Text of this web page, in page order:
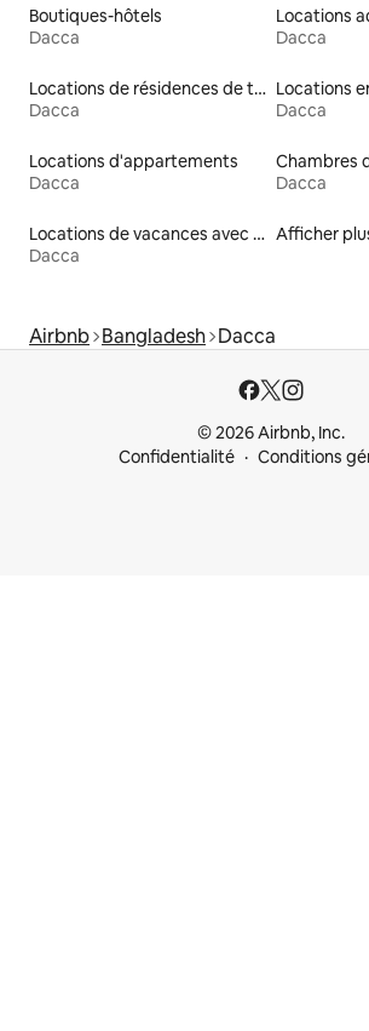
Boutiques-hôtels
Dacca
Dacca
Locations de résidences de tourisme
Dacca
Dacca
Locations d'appartements
Dacca
Chambres
Dacca
Locations de vacances avec piscine
Dacca
Afficher
Airbnb Bangladesh Dacca
© 2026 Airbnb, Inc.
Confidentialité
Conditions